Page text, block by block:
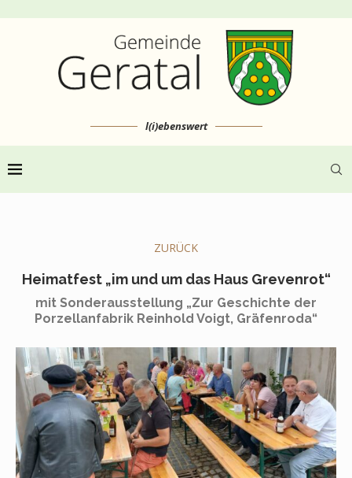
l(i)ebenswert
ZURÜCK
Heimatfest „im und um das Haus Grevenrot“
mit Sonderausstellung „Zur Geschichte der
Porzellanfabrik Reinhold Voigt, Gräfenroda“